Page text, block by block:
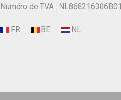
Numéro de TVA : NL868216306B01